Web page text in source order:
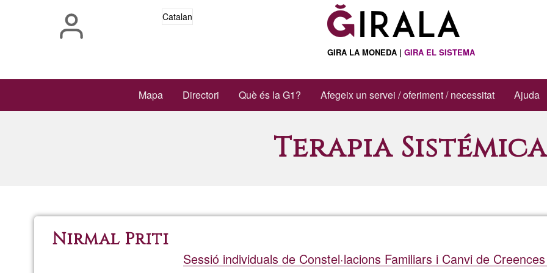
Catalan
GIRA LA MONEDA | GIRA EL SISTEMA
Mapa Directori Què és la G1? Afegeix un servei / oferiment / necessitat Ajuda
Terapia Sistémica
Nirmal Priti
Sessió individuals de Constel·lacions Familiars i Canvi de Creences